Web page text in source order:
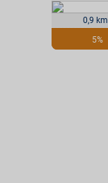
0,9 km
5%